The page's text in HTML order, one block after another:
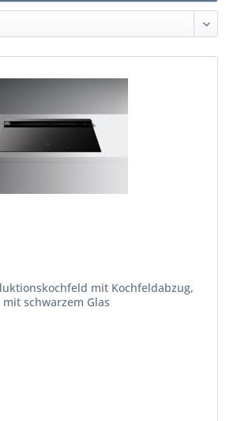
mit Kochfeldabzug,
schwarzem Glas